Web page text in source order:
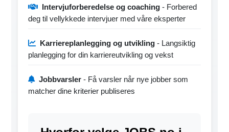
Intervjuforberedelse og coaching - Forbered
deg til vellykkede intervjuer med våre eksperter
Karriereplanlegging og utvikling - Langsiktig
planlegging for din karriereutvikling og vekst
Jobbvarsler - Få varsler når nye jobber som
matcher dine kriterier publiseres